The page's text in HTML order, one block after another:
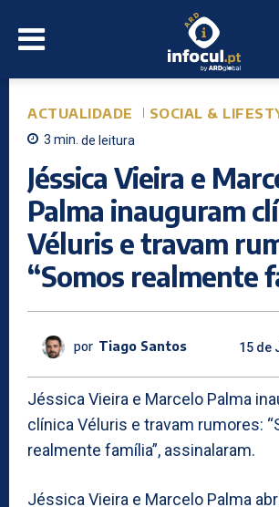
ACTUALIDADE SOCIAL &
3 min. de leitura
Jéssica Vieira e
Palma inauguram
Véluris e travam
“Somos realmente
por Tiago Santos 15 de
Jéssica Vieira e Marcelo Palma
clínica Véluris e travam rumores:
realmente família”, assinalaram.
Jéssica Vieira e Marcelo Palma